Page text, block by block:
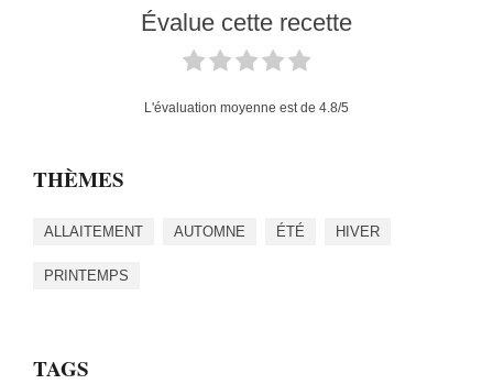
Évalue cette recette
L'évaluation moyenne est de 4.8/5
THÈMES
ALLAITEMENT AUTOMNE ÉTÉ HIVER
PRINTEMPS
TAGS